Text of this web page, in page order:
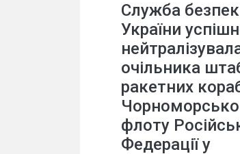
Служба
України
очільника
ракетних
флоту
Федерації у